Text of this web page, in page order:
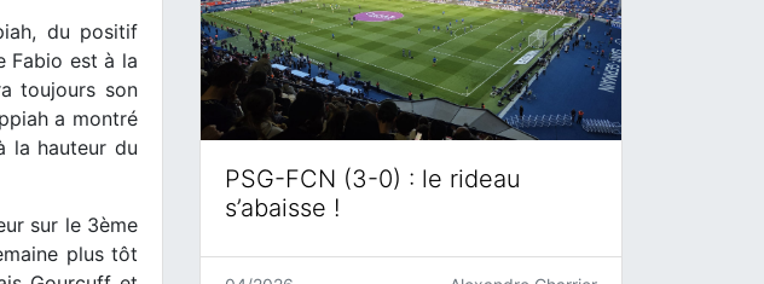
du positif
Fabio est à la
toujours son
a montré
la hauteur du
sur le 3ème
plus tôt
PSG-FCN (3-0) : le rideau
s’abaisse !